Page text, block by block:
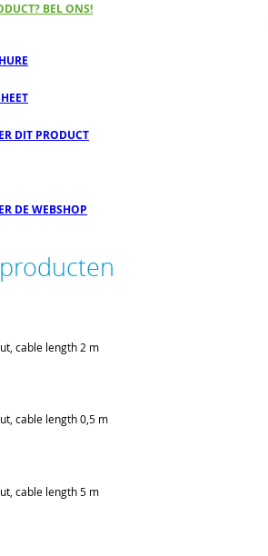
BEL ONS!
DIT PRODUCT
DE WEBSHOP
cable length 2 m
cable length 0,5 m
cable length 5 m